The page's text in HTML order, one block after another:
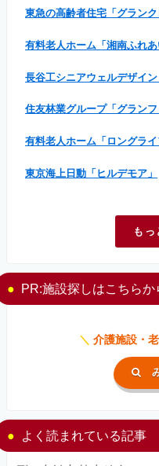
東急の高齢者住宅「グランク
有料老人ホーム「湘南ふれあ
長谷工シニアウェルデザイ
住友林業グループ「グランフ
有料老人ホーム「ロングライ
東京海上日動「ヒルデモア」
もっ
PR:施設探しはこちらか
＼ 介護施設・
よく読まれている記事